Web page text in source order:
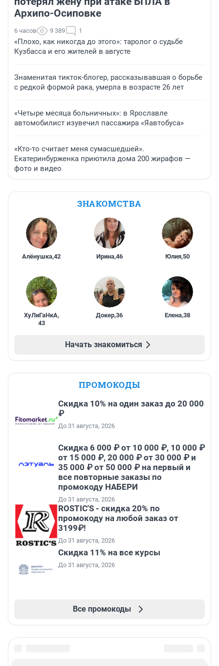
Архипо-Осиповке
6 часов 9 389 1
«Плохо, как никогда до этого»: таролог о судьбе
Кузбасса и его жителей в августе
Знаменитая тикток-блогер, рассказывавшая о борьбе
с редкой формой рака, умерла в возрасте 26 лет
«Четыре месяца больничных»: в Ярославле
автомобилист изувечил пассажира «Яавтобуса»
«Кто-то считает меня сумасшедшей».
Екатеринбурженка приютила дома 200 жирафов —
фото и видео
ЗНАКОМСТВА
Алёнушка,42 Ирина,46 Юлия,50
ХуЛиГаНкА,
43
Докер,36 Елена,38
Начать знакомиться
ПРОМОКОДЫ
Скидка 10% на один заказ до 20 000
₽
До 31 августа, 2026
Скидка 6 000 ₽ от 10 000 ₽, 10 000 ₽
от 15 000 ₽, 20 000 ₽ от 30 000 ₽ и
35 000 ₽ от 50 000 ₽ на первый и
все повторные заказы по
промокоду НАБЕРИ
До 31 августа, 2026
ROSTIC'S - скидка 20% по
промокоду на любой заказ от
3199₽!
До 31 августа, 2026
Скидка 11% на все курсы
До 31 августа, 2026
Все промокоды